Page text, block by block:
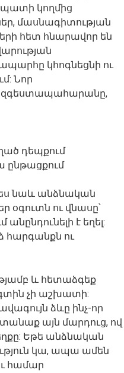
կողմից
մասնագիտության
հետ հնարավոր են
կհոգնեցնի ու
Նոր
զգեստապահարանը,
դեպքում
ընթացքում
նաև անձնական
օգուտն ու վնասը՝
է եղել:
հարգանքն ու
և հետաձգեք
չի աշխատի:
ձևը ինչ-որ
այն մարդուց, ով
Եթե անձնական
կա, ապա ամեն
համար